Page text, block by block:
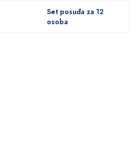
Set posuđa za 12
osoba